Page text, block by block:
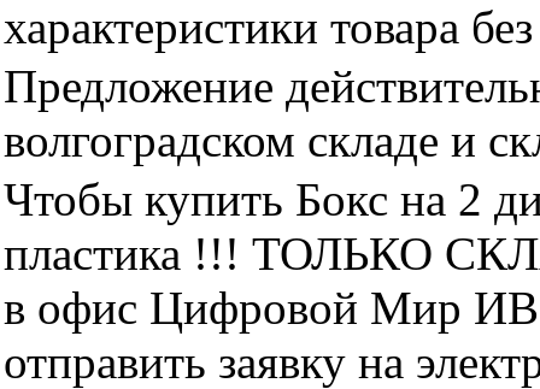
характеристики товара
Предложение
волгоградском складе и
Чтобы купить Бокс на 2
пластика !!! ТОЛЬКО
в офис Цифровой Мир
отправить заявку на